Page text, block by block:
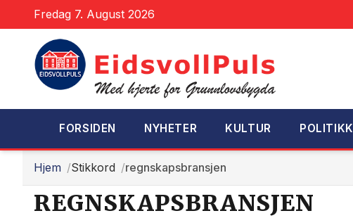
Fredag 7. August 2026
FORSIDEN NYHETER KULTUR POLITIKK
Hjem Stikkord regnskapsbransjen
REGNSKAPSBRANSJEN